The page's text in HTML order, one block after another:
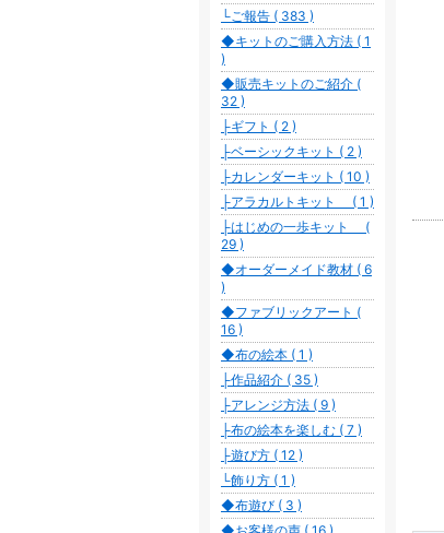
└ご報告 ( 383 )
◆キットのご購入方法 ( 1
)
◆販売キットのご紹介 (
32 )
├ギフト ( 2 )
├ベーシックキット ( 2 )
├カレンダーキット ( 10 )
├アラカルトキット ( 1 )
├はじめの一歩キット (
29 )
◆オーダーメイド教材 ( 6
)
◆ファブリックアート (
16 )
◆布の絵本 ( 1 )
├作品紹介 ( 35 )
├アレンジ方法 ( 9 )
├布の絵本を楽しむ ( 7 )
├遊び方 ( 12 )
└飾り方 ( 1 )
◆布遊び ( 3 )